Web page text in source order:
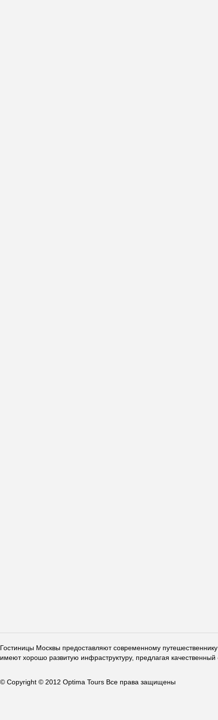
Гостиницы Москвы предоставляют современному
имеют хорошо развитую инфраструктуру, предлагая
© Copyright © 2012 Optima Tours Все права защищены